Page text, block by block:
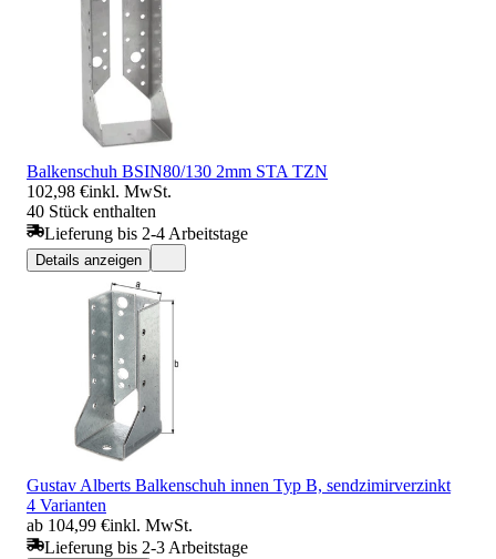
Balkenschuh BSIN80/130 2mm STA TZN
102,98 €inkl. MwSt.
40 Stück enthalten
Lieferung bis 2-4 Arbeitstage
Details anzeigen
Gustav Alberts Balkenschuh innen Typ B, sendzimirverzinkt
4 Varianten
ab 104,99 €inkl. MwSt.
Lieferung bis 2-3 Arbeitstage